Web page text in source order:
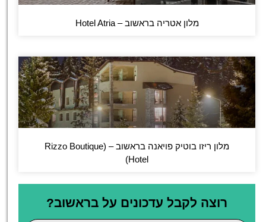
מלון אטריה בראשוב – Hotel Atria
מלון ריזו בוטיק פויאנה בראשוב – (Rizzo Boutique
Hotel)
רוצה לקבל עדכונים על בראשוב?